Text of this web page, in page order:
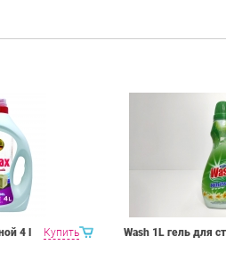
Купить
4 l Wash 1L гель для